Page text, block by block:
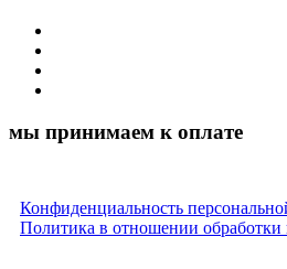
мы принимаем к оплате
Конфиденциальность
Политика в отношении